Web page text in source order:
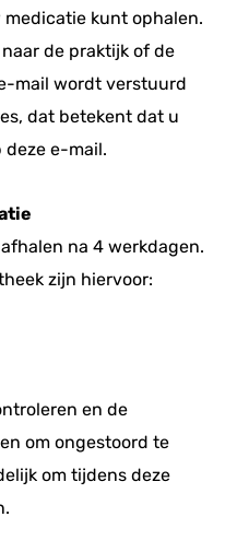
kunt ophalen.
de praktijk of de
mail wordt verstuurd
dat betekent dat u
e-mail.
na 4 werkdagen.
zijn hiervoor:
en de
om ongestoord te
om tijdens deze